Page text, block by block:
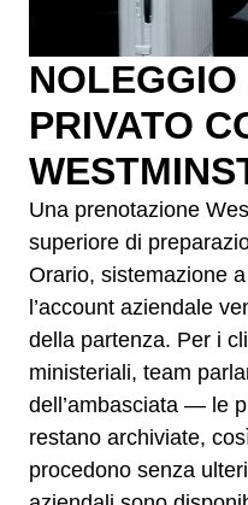
NOLEGGIO
PRIVATO
Una prenotazione
superiore di
Orario, sistemazione
l’account aziendale
della partenza. Per i
ministeriali, team
dell’ambasciata — le
restano archiviate,
procedono senza